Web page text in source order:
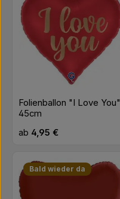
Folienballon "I Love You"
45cm
Regulärer Preis:
ab 4,95 €
Bald wieder da